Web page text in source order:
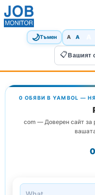
🌙Тъмен A A
📋Вашият
0 ОБЯВИ В YAMBOL —
com — Доверен сайт за